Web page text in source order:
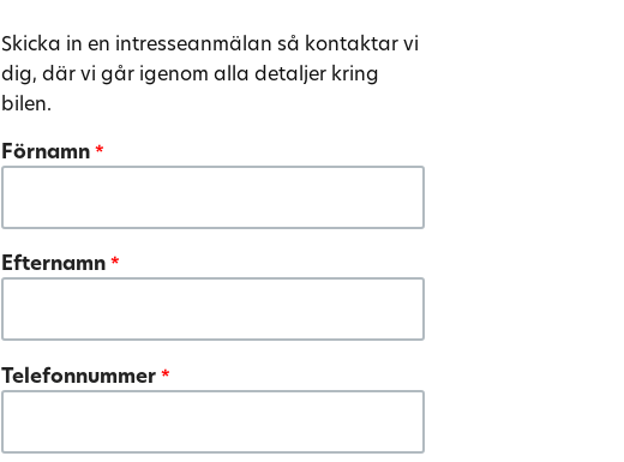
Skicka in en intresseanmälan så kontaktar vi
dig, där vi går igenom alla detaljer kring
bilen.
Förnamn*
Efternamn*
Telefonnummer*